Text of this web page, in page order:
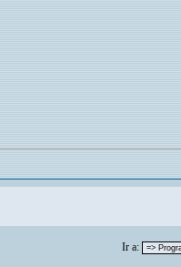
Ir a: